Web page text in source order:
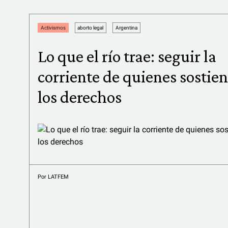
Activismos aborto legal Argentina
Lo que el río trae: seguir la
corriente de quienes
los derechos
Por LATFEM